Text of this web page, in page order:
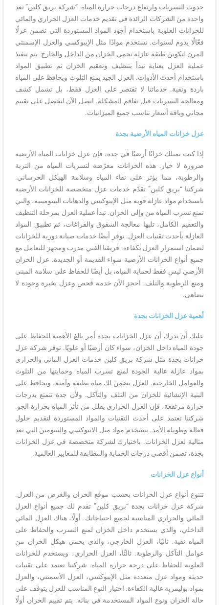
حدوث التسربات وارتفاع درجات حرارة المياه. “شركة بريق كلين” تعد
واحدة من الشركات الرائدة في تقديم خدمات العزل الحراري والمائي
للخزانات العلوية باستخدام أجود المواد المستوردة التي تضمن عزلًا
فعّالًا يدوم لسنوات. نستخدم موادًا مثل الإيبوكسي والعزل الإسمنتي
المرن لتكوين طبقة عازلة تحمي الخزان من الداخل والخارج. يتم تنفيذ
عملية العزل بعناية تبدأ بتنظيف وتعقيم الخزان ثم تطبيق المواد
باستخدام أحدث الأدوات. العزل الجيد يمنع التلوث ويحافظ على المياه
باردة ونقية. خدماتنا لا تقتصر على العزل فقط، بل تشمل كشف
ومعالجة التسربات قبل تفاقم المشكلة. اتصل الآن لتحصل على تقييم
مجاني وباقة أسعار تناسب جميع الميزانيات.
عزل خزانات المياه الأرضية بجدة
إذا كنت تمتلك خزانًا أرضيًا في جدة، فإن عزل خزانات المياه الأرضية
ضرورة لا خيار. هذه الخزانات معرّضة لتسربات المياه من التربة
والرطوبة، مما يؤثر على نقاء المياه وسلامة الهيكل الخرساني.
شركتنا “بريق كلين” تقدّم خدمات عزل متخصصة للخزانات الأرضية
باستخدام مواد عازلة قوية مثل الإيبوكسي والدهانات البيتومينية، والتي
تمنع تسرب المياه من وإلى الخزان. تبدأ عملية العزل بمرحلة التنظيف
والتعقيم الكامل، تليها معالجة الشقوق والفراغات، ثم تطبيق المواد
العازلة بأحدث تقنيات العزل. نوفر أيضًا خدمات صيانة دورية للخزانات
لضمان استمرار العزل بكفاءة. فريقنا الفني مدرب ومجهز للتعامل مع
جميع أنواع الخزانات الأرضية سواء القديمة أو الجديدة. عزل الخزان
الأرضي ليس فقط لحماية المياه، بل أيضًا للحفاظ على سلامة المبنى
ومنع الرطوبة والتلف. احجز الآن خدمة فحص وعزل بخبرة وجودة لا
تضاهى.
أهمية عزل الخزانات بجدة
عليك أن تدرك أن عزل الخزانات بجدة أمر بالغ الأهمية للحفاظ على
جودة المياه داخل الخزان، سواء كان أرضيًا أو علويًا. توفر شركة عزل
خزانات بجدة مثل شركة بريق كلين خدمات العزل المائي والحراري
بمواد عازلة عالية الجودة لمنع تسرب المياه وحمايتها من التلوث
والعوامل الخارجية. العزل يضمن لك مياه نظيفة وآمنة، ويحافظ على
البنية الإنشائية للخزان من التلف والتآكل. ولأن جدة تتمتع بدرجات
حرارة مرتفعة، فإن العزل الحراري يقلل من تأثر المياه بحرارة الجو.
شركتنا تعتمد على أحدث التقنيات والمواد المستوردة لتقديم حلول
فعالة وطويلة الأمد. نستخدم مواد مثل الايبوكسي والبيتومين التي تعد
مثالية لعزل الخزانات. باختيارك لشركة متخصصة في عزل الخزانات
بجدة، تضمن أقصى درجات الحماية والمطابقة للمعايير العالمية.
أنواع عزل الخزانات
تتنوع أنواع عزل الخزانات بحسب موقع الخزان والغرض من العزل.
شركة عزل خزانات بجدة “بريق كلين” تقدم لك جميع أنواع العزل
المائي والحراري المناسبة لجميع احتياجاتك. أولًا، هناك العزل المائي
الداخلي، والذي يستخدم داخل الخزان لمنع التسرب والحفاظ على
المياه نقية. ثانيًا، العزل الخارجي، والذي يحمي هيكل الخزان من
عوامل التآكل والرطوبة. ثالثًا، العزل الحراري، ويستخدم للخزانات
العلوية للحفاظ على درجة حرارة المياه. شركتنا تعتمد على تقنيات
حديثة ومواد عزل متعددة مثل الإيبوكسي، العزل الأسمنتي، والعزل
بمواد بوليمرية عالية الكفاءة. اختيار النوع المناسب للعزل يتوقف على
حالة الخزان ونوع المواد المستخدمة في بنائه. يتم تقييم الخزان أولًا